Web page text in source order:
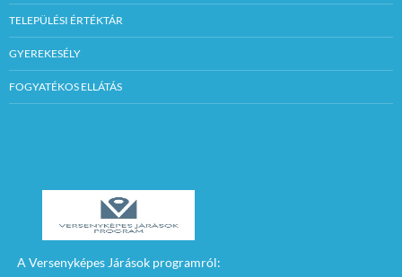
TELEPÜLÉSI ÉRTÉKTÁR
GYEREKESÉLY
FOGYATÉKOS ELLÁTÁS
A Versenyképes Járások programról: